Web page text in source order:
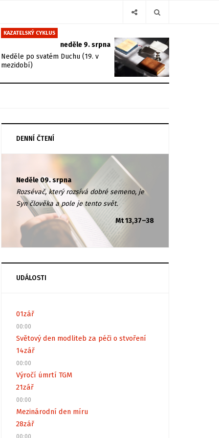
KAZATELSKÝ CYKLUS
neděle 9. srpna
Neděle po svatém Duchu (19. v
mezidobí)
DENNÍ ČTENÍ
Neděle 09. srpna
Rozsévač, který rozsívá dobré semeno, je
Syn člověka a pole je tento svět.
Mt 13,37–38
UDÁLOSTI
01zář
00:00
Světový den modliteb za péči o stvoření
14zář
00:00
Výročí úmrtí TGM
21zář
00:00
Mezinárodní den míru
28zář
00:00